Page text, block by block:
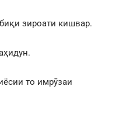
зироати кишвар.
то имрӯзаи